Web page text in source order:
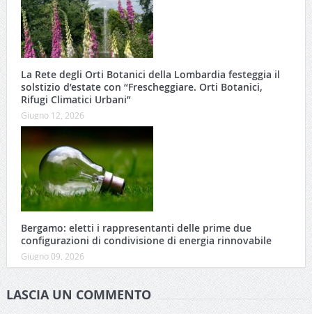
La Rete degli Orti Botanici della Lombardia festeggia il
solstizio d’estate con “Frescheggiare. Orti Botanici,
Rifugi Climatici Urbani”
Giugno 12, 2026
Bergamo: eletti i rappresentanti delle prime due
configurazioni di condivisione di energia rinnovabile
Giugno 09, 2026
LASCIA UN COMMENTO